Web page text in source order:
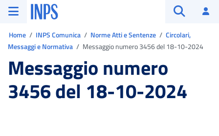
Vai al menu principale
Vai al contenuto principale
Vai al pie' di pagina
INPS ()
Home INPS Comunica Norme Atti e Sentenze
Circolari,
Messaggi e Normativa
Messaggio numero 3456 del 18-10-2024
Messaggio numero
3456 del 18-10-2024